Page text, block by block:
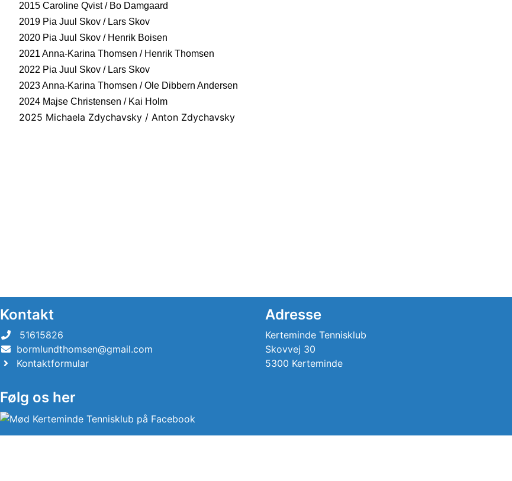
2015 Caroline Qvist / Bo Damgaard
2019 Pia Juul Skov / Lars Skov
2020 Pia Juul Skov / Henrik Boisen
2021 Anna-Karina Thomsen / Henrik Thomsen
2022 Pia Juul Skov / Lars Skov
2023 Anna-Karina Thomsen / Ole Dibbern Andersen
2024 Majse Christensen / Kai Holm
2025 Michaela Zdychavsky / Anton Zdychavsky
Kontakt
51615826
bormlundthomsen@gmail.com
Kontaktformular
Følg os her
Adresse
Kerteminde Tennisklub
Skovvej 30
5300 Kerteminde